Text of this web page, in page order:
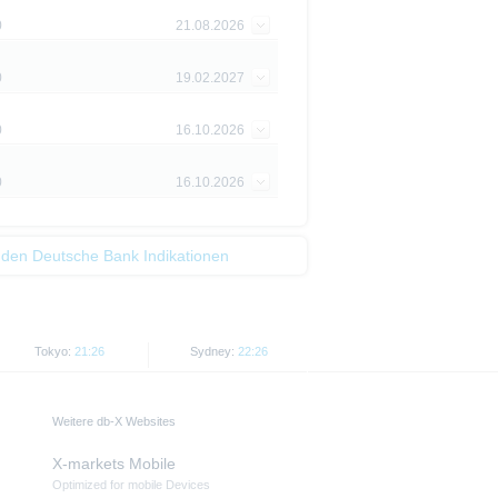
21.08.2026
19.02.2027
16.10.2026
16.10.2026
Deutsche Bank Indikationen
Tokyo: 21:26 Sydney: 22:26
Weitere db-X Websites
X-markets Mobile
Optimized for mobile Devices
für Rechnung von US-
in denen dies nach
US-Personen oder in den